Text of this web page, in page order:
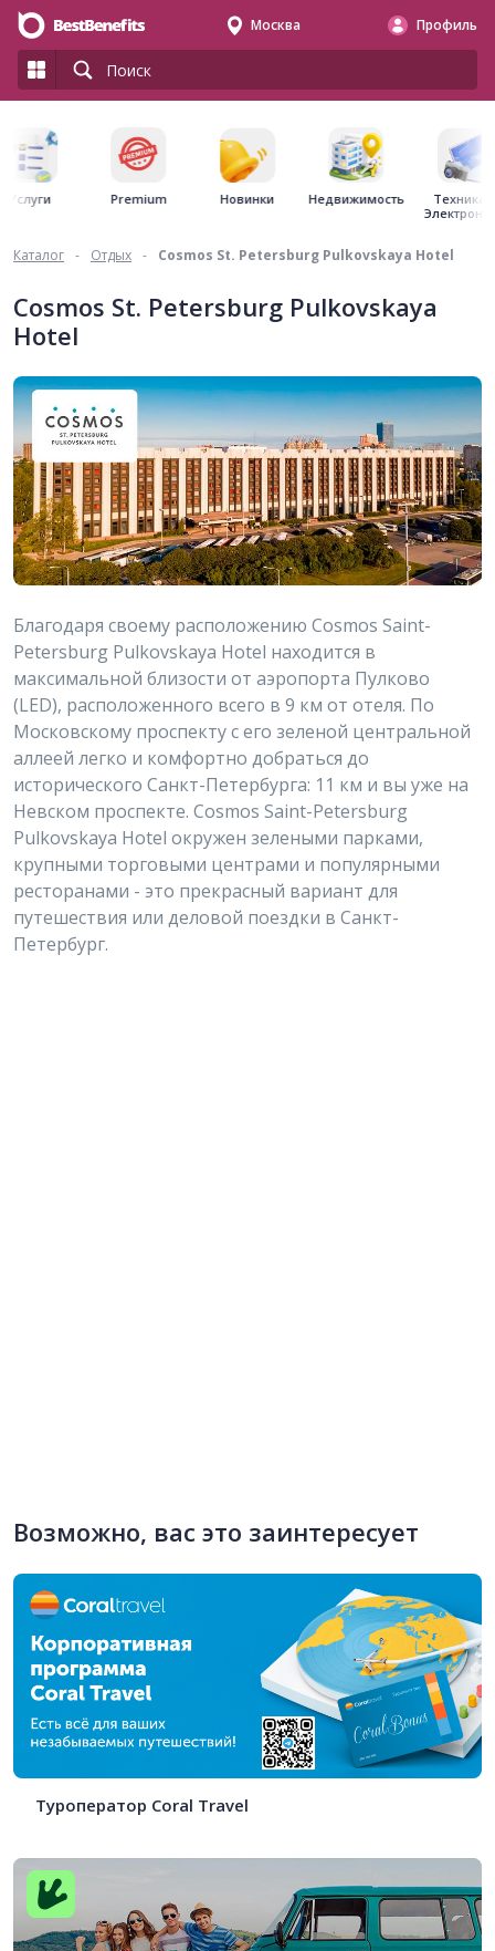
Москва Профиль
Услуги Premium Новинки Недвижимость
Техника
Каталог - Отдых - Cosmos St. Petersburg Pulkovskaya Hotel
Cosmos St. Petersburg Pulkovskaya
Hotel
Благодаря своему расположению Cosmos Saint-
Petersburg Pulkovskaya Hotel находится в
максимальной близости от аэропорта Пулково
(LED), расположенного всего в 9 км от отеля. По
Московскому проспекту с его зеленой центральной
аллеей легко и комфортно добраться до
исторического Санкт-Петербурга: 11 км и вы уже на
Невском проспекте. Cosmos Saint-Petersburg
Pulkovskaya Hotel окружен зелеными парками,
крупными торговыми центрами и популярными
ресторанами - это прекрасный вариант для
путешествия или деловой поездки в Санкт-
Петербург.
Возможно, вас это заинтересует
Туроператор Coral Travel